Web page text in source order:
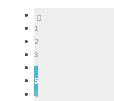
←
1
2
3
4
5
6